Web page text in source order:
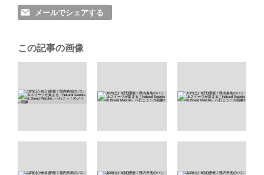
メールでシェアする
この記事の画像